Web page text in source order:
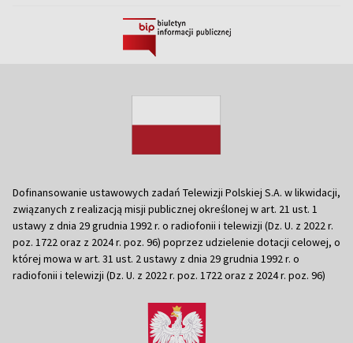
Dofinansowanie ustawowych zadań Telewizji Polskiej S.A. w likwidacji,
związanych z realizacją misji publicznej określonej w art. 21 ust. 1
ustawy z dnia 29 grudnia 1992 r. o radiofonii i telewizji (Dz. U. z 2022 r.
poz. 1722 oraz z 2024 r. poz. 96) poprzez udzielenie dotacji celowej, o
której mowa w art. 31 ust. 2 ustawy z dnia 29 grudnia 1992 r. o
radiofonii i telewizji (Dz. U. z 2022 r. poz. 1722 oraz z 2024 r. poz. 96)